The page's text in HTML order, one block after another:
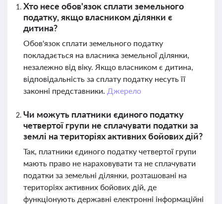
Хто несе обов'язок сплати земельного
податку, якщо власником ділянки є
дитина?
Обов'язок сплати земельного податку
покладається на власника земельної ділянки,
незалежно від віку. Якщо власником є дитина,
відповідальність за сплату податку несуть її
законні представники. Джерело
Чи можуть платники єдиного податку
четвертої групи не сплачувати податки за
землі на територіях активних бойових дій?
Так, платники єдиного податку четвертої групи
мають право не нараховувати та не сплачувати
податки за земельні ділянки, розташовані на
територіях активних бойових дій, де
функціонують державні електронні інформаційні